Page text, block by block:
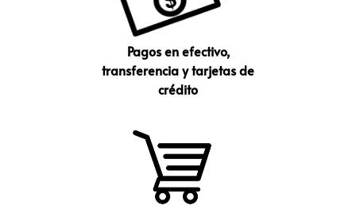
Pagos en efectivo,
transferencia y tarjetas de
crédito